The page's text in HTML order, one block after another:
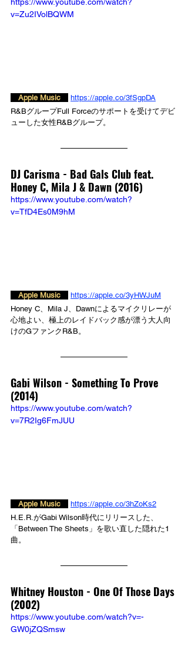
https://www.youtube.com/watch?
v=Zu2IVolBQWM
Apple Music
https://apple.co/3fSgpDA
R&BグループFull Forceのサポートを受けてデビ
ューした女性R&Bグループ。
DJ Carisma - Bad Gals Club feat.
Honey C, Mila J & Dawn (2016)
https://www.youtube.com/watch?
v=TfD4Es0M9hM
Apple Music
https://apple.co/3yHWJuM
Honey C、Mila J、Dawnによるマイクリレーが
心地よい、極上のレイドバック感が漂う大人向
けのGファンクR&B。
Gabi Wilson - Something To Prove
(2014)
https://www.youtube.com/watch?
v=7R2Ig6FmJUU
Apple Music
https://apple.co/3hZoKs2
H.E.R.がGabi Wilson時代にリリースした、
「Between The Sheets」を歌い直した隠れた1
曲。
Whitney Houston - One Of Those Days
(2002)
https://www.youtube.com/watch?v=-
GW0jZQSmsw